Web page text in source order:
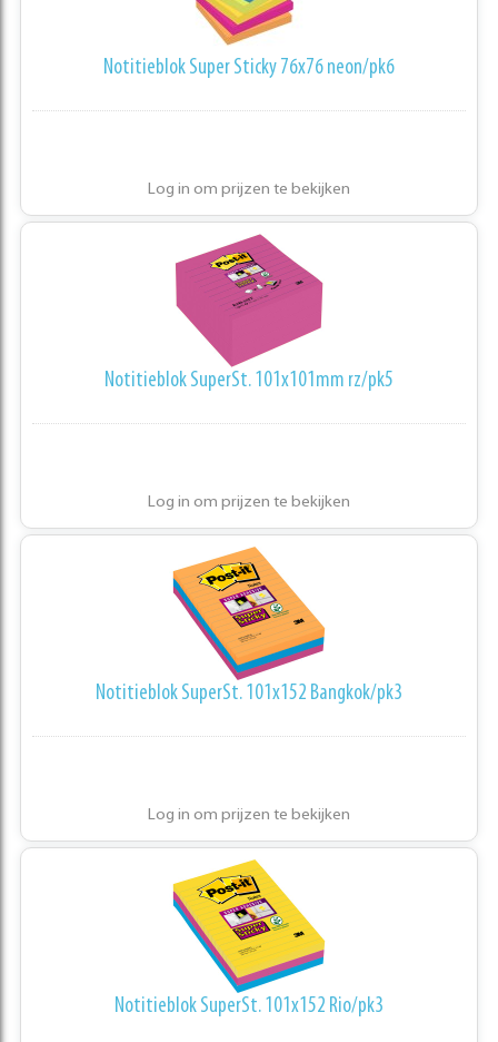
Notitieblok Super Sticky 76x76 neon/pk6
Log in om prijzen te bekijken
Notitieblok SuperSt. 101x101mm rz/pk5
Log in om prijzen te bekijken
Notitieblok SuperSt. 101x152 Bangkok/pk3
Log in om prijzen te bekijken
Notitieblok SuperSt. 101x152 Rio/pk3